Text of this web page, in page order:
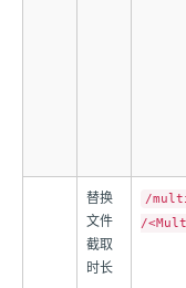
替换
文件
截取
时长
/
/